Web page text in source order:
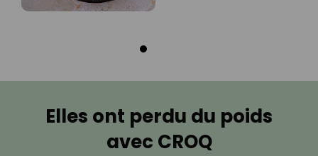
Elles ont perdu du poids
avec CROQ